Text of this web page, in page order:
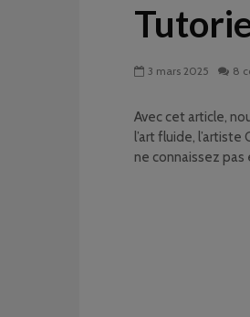
3 mars 2025 8
Avec cet article,
l’art fluide,
ne connaissez pas